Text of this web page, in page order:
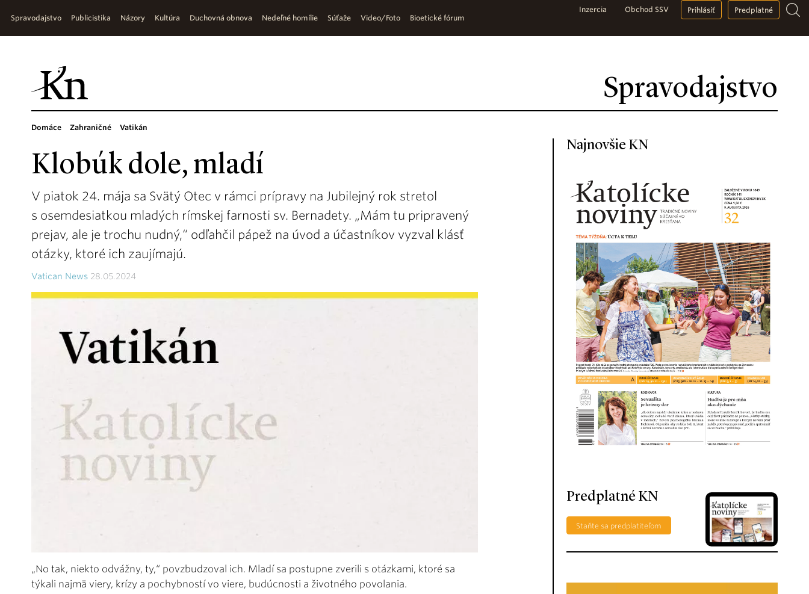
Spravodajstvo
Spravodajstvo Publicistika Názory Kultúra Duchovná obnova Nedeľné homílie Súťaže Video/Foto Bioetické fórum
Inzercia Obchod SSV Prihlásiť Predplatné
Domáce Zahraničné Vatikán
Klobúk dole, mladí
V piatok 24. mája sa Svätý Otec v rámci prípravy na Jubilejný rok stretol
s osemdesiatkou mladých rímskej farnosti sv. Bernadety. „Mám tu pripravený
prejav, ale je trochu nudný,“ odľahčil pápež na úvod a účastníkov vyzval klásť
otázky, ktoré ich zaujímajú.
Vatican News 28.05.2024
„No tak, niekto odvážny, ty,“ povzbudzoval ich. Mladí sa postupne zverili s otázkami, ktoré sa
týkali najmä viery, krízy a pochybností vo viere, budúcnosti a životného povolania.
Najnovšie KN
Predplatné KN
Staňte sa predplatiteľom